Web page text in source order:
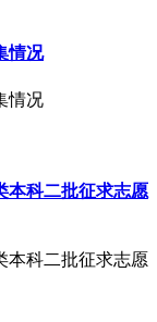
情况
情况
本科二批征求志愿
本科二批征求志愿